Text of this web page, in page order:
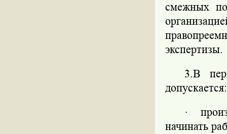
смежных
экспертизы.
3.В
допускается:
·
начинать